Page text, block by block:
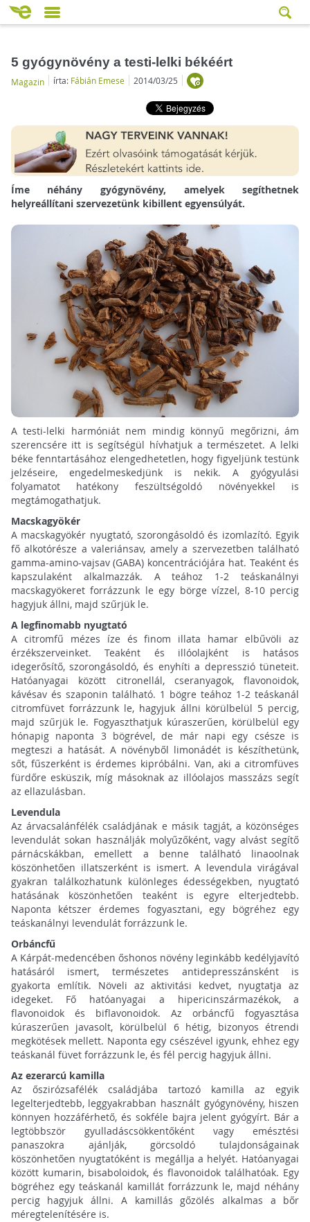
5 gyógynövény a testi-lelki békéért
Magazin írta: Fábián Emese 2014/03/25
Íme néhány gyógynövény, amelyek segíthetnek
helyreállítani szervezetünk kibillent egyensúlyát.
A testi-lelki harmóniát nem mindig könnyű megőrizni, ám
szerencsére itt is segítségül hívhatjuk a természetet. A lelki
béke fenntartásához elengedhetetlen, hogy figyeljünk testünk
jelzéseire, engedelmeskedjünk is nekik. A gyógyulási
folyamatot hatékony feszültségoldó növényekkel is
megtámogathatjuk.
Macskagyökér
A macskagyökér nyugtató, szorongásoldó és izomlazító. Egyik
fő alkotórésze a valeriánsav, amely a szervezetben található
gamma-amino-vajsav (GABA) koncentrációjára hat. Teaként és
kapszulaként alkalmazzák. A teához
1-2 teáskanálnyi
macskagyökeret forrázzunk le egy börge vízzel, 8-10 percig
hagyjuk állni, majd szűrjük le.
A legfinomabb nyugtató
A citromfű mézes íze és finom illata hamar elbűvöli az
érzékszerveinket. Teaként és illóolajként is hatásos
idegerősítő, szorongásoldó, és enyhíti a depresszió tüneteit.
Hatóanyagai között citronellál, cseranyagok, flavonoidok,
kávésav és szaponin található. 1 bögre teához 1-2 teáskanál
citromfüvet forrázzunk le, hagyjuk állni körülbelül 5 percig,
majd szűrjük le. Fogyaszthatjuk kúraszerűen, körülbelül egy
hónapig naponta 3 bögrével, de már napi egy csésze is
megteszi a hatását. A növényből limonádét is készíthetünk,
sőt, fűszerként is érdemes kipróbálni. Van, aki a citromfüves
fürdőre esküszik, míg másoknak az illóolajos masszázs segít
az ellazulásban.
Levendula
Az árvacsalánfélék családjának e másik tagját, a közönséges
levendulát sokan használják molyűzőként, vagy alvást segítő
párnácskákban, emellett a benne található linaoolnak
köszönhetően illatszerként is ismert. A levendula virágával
gyakran találkozhatunk különleges édességekben, nyugtató
hatásának köszönhetően teaként is egyre elterjedtebb.
Naponta kétszer érdemes fogyasztani, egy bögréhez egy
teáskanálnyi levendulát forrázzunk le.
Orbáncfű
A Kárpát-medencében őshonos növény leginkább kedélyjavító
hatásáról ismert, természetes antidepresszánsként is
gyakorta említik. Növeli az aktivitási kedvet, nyugtatja az
idegeket. Fő hatóanyagai a hipericinszármazékok, a
flavonoidok és biflavonoidok. Az orbáncfű fogyasztása
kúraszerűen javasolt, körülbelül 6 hétig, bizonyos étrendi
megkötések mellett. Naponta egy csészével igyunk, ehhez egy
teáskanál füvet forrázzunk le, és fél percig hagyjuk állni.
Az ezerarcú kamilla
Az őszirózsafélék családjába tartozó kamilla az egyik
legelterjedtebb, leggyakrabban használt gyógynövény, hiszen
könnyen hozzáférhető, és sokféle bajra jelent gyógyírt. Bár a
legtöbbször gyulladáscsökkentőként vagy emésztési
panaszokra ajánlják, görcsoldó tulajdonságainak
köszönhetően nyugtatóként is megállja a helyét. Hatóanyagai
között kumarin, bisaboloidok, és flavonoidok találhatóak. Egy
bögréhez egy teáskanál kamillát forrázzunk le, majd néhány
percig hagyjuk állni. A kamillás gőzölés alkalmas a bőr
méregtelenítésére is.